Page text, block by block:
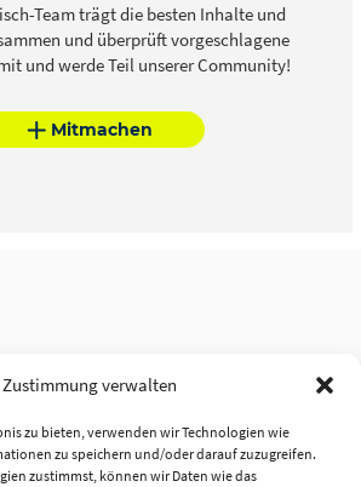
Zustimmung verwalten
zu bieten, verwenden wir Technologien wie
zu speichern und/oder darauf zuzugreifen.
zustimmst, können wir Daten wie das
Team trägt die besten Inhalte und
und überprüft vorgeschlagene
und werde Teil unserer Community!
Mitmachen